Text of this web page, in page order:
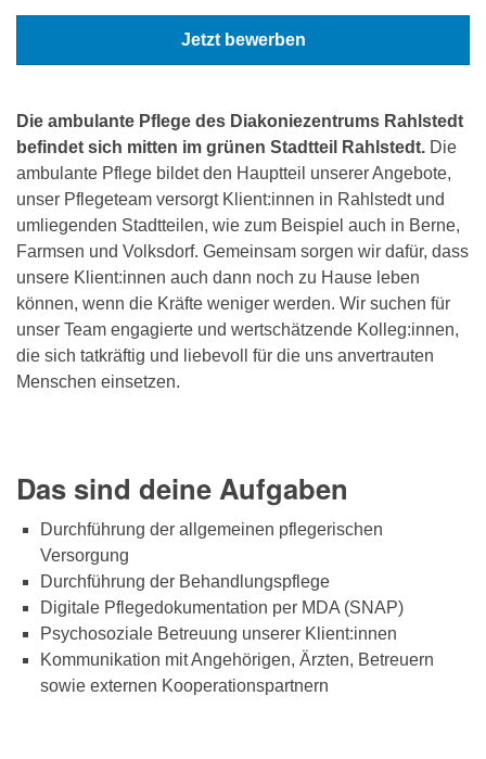
Jetzt bewerben
Die ambulante Pflege des Diakoniezentrums Rahlstedt
befindet sich mitten im grünen Stadtteil Rahlstedt. Die
ambulante Pflege bildet den Hauptteil unserer Angebote,
unser Pflegeteam versorgt Klient:innen in Rahlstedt und
umliegenden Stadtteilen, wie zum Beispiel auch in Berne,
Farmsen und Volksdorf. Gemeinsam sorgen wir dafür, dass
unsere Klient:innen auch dann noch zu Hause leben
können, wenn die Kräfte weniger werden. Wir suchen für
unser Team engagierte und wertschätzende Kolleg:innen,
die sich tatkräftig und liebevoll für die uns anvertrauten
Menschen einsetzen.
Das sind deine Aufgaben
Durchführung der allgemeinen pflegerischen
Versorgung
Durchführung der Behandlungspflege
Digitale Pflegedokumentation per MDA (SNAP)
Psychosoziale Betreuung unserer Klient:innen
Kommunikation mit Angehörigen, Ärzten, Betreuern
sowie externen Kooperationspartnern